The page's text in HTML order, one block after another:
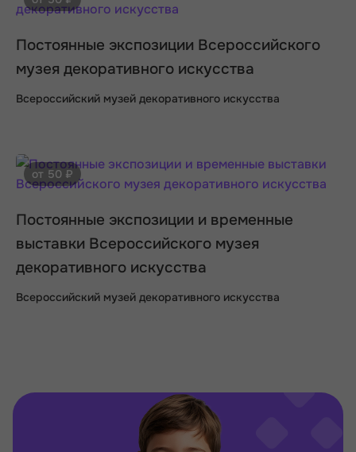
Постоянные экспозиции Всероссийского
музея декоративного искусства
Всероссийский музей декоративного искусства
от 50 ₽
Постоянные экспозиции и временные
выставки Всероссийского музея
декоративного искусства
Всероссийский музей декоративного искусства